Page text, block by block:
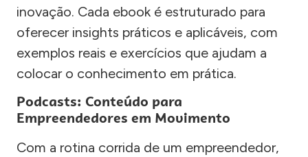
inovação. Cada ebook é estruturado para
oferecer insights práticos e aplicáveis, com
exemplos reais e exercícios que ajudam a
colocar o conhecimento em prática.
Podcasts: Conteúdo para
Empreendedores em Movimento
Com a rotina corrida de um empreendedor,